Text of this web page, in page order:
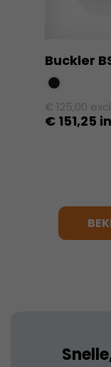
Buckler
€ 125,00
€ 151,25
variaties.